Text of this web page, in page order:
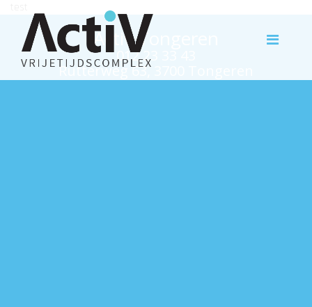
Activ Tongeren
012 23 33 43
Rutterweg 63, 3700 Tongeren